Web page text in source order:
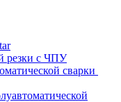
резки с ЧПУ
сварки